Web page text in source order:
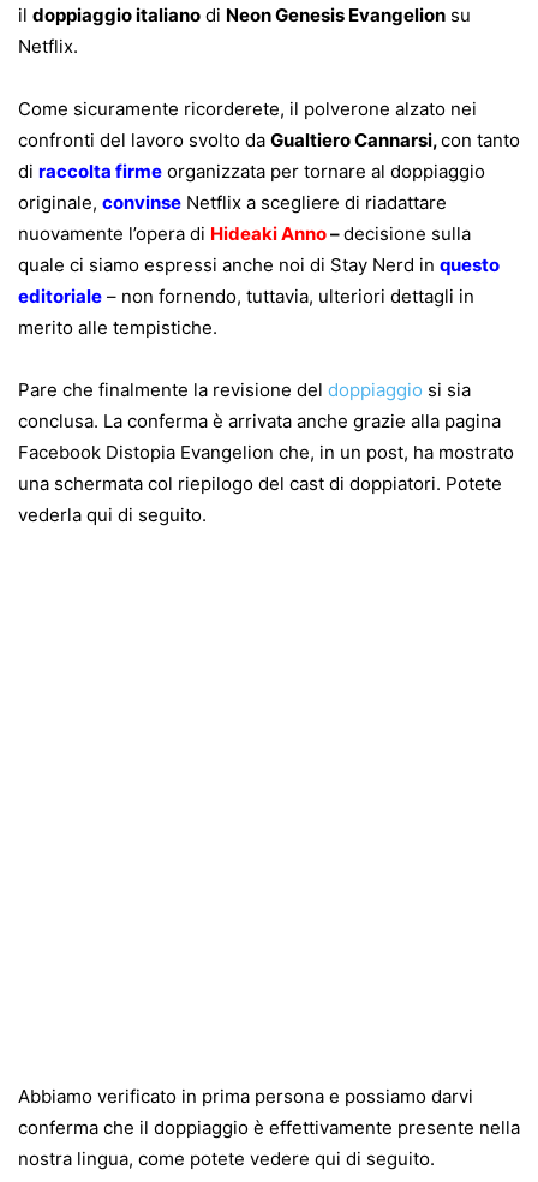
il doppiaggio italiano di Neon Genesis Evangelion su
Netflix.
Come sicuramente ricorderete, il polverone alzato nei
confronti del lavoro svolto da Gualtiero Cannarsi,con tanto
di raccolta firme organizzata per tornare al doppiaggio
originale, convinse Netflix a scegliere di riadattare
nuovamente l’opera di Hideaki Anno–decisione sulla
quale ci siamo espressi anche noi di Stay Nerd in questo
editoriale – non fornendo, tuttavia, ulteriori dettagli in
merito alle tempistiche.
Pare che finalmente la revisione del doppiaggio si sia
conclusa. La conferma è arrivata anche grazie alla pagina
Facebook Distopia Evangelion che, in un post, ha mostrato
una schermata col riepilogo del cast di doppiatori. Potete
vederla qui di seguito.
Abbiamo verificato in prima persona e possiamo darvi
conferma che il doppiaggio è effettivamente presente nella
nostra lingua, come potete vedere qui di seguito.